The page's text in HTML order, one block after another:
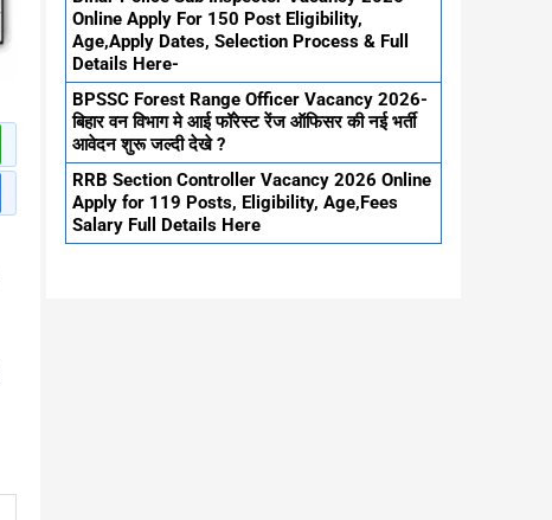
Online Apply For 150 Post Eligibility,
Age,Apply Dates, Selection Process & Full
Details Here-
BPSSC Forest Range Officer Vacancy 2026-
बिहार वन विभाग मे आई फॉरेस्ट रेंज ऑफिसर की नई भर्ती
आवेदन शुरू जल्दी देखे ?
RRB Section Controller Vacancy 2026 Online
Apply for 119 Posts, Eligibility, Age,Fees
Salary Full Details Here